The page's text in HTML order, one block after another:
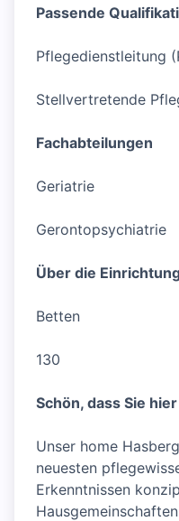
Passende
Pflegedienstleitung
Stellvertretende
Fachabteilungen
Geriatrie
Gerontopsychiatrie
Über die
Betten
130
Schön, dass Sie
Unser home
neuesten
Erkenntnissen